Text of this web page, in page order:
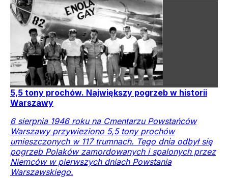
5,5 tony prochów. Największy pogrzeb w historii
Warszawy
6 sierpnia 1946 roku na Cmentarzu Powstańców
Warszawy przywieziono 5,5 tony prochów
umieszczonych w 117 trumnach. Tego dnia odbył się
pogrzeb Polaków zamordowanych i spalonych przez
Niemców w pierwszych dniach Powstania
Warszawskiego.